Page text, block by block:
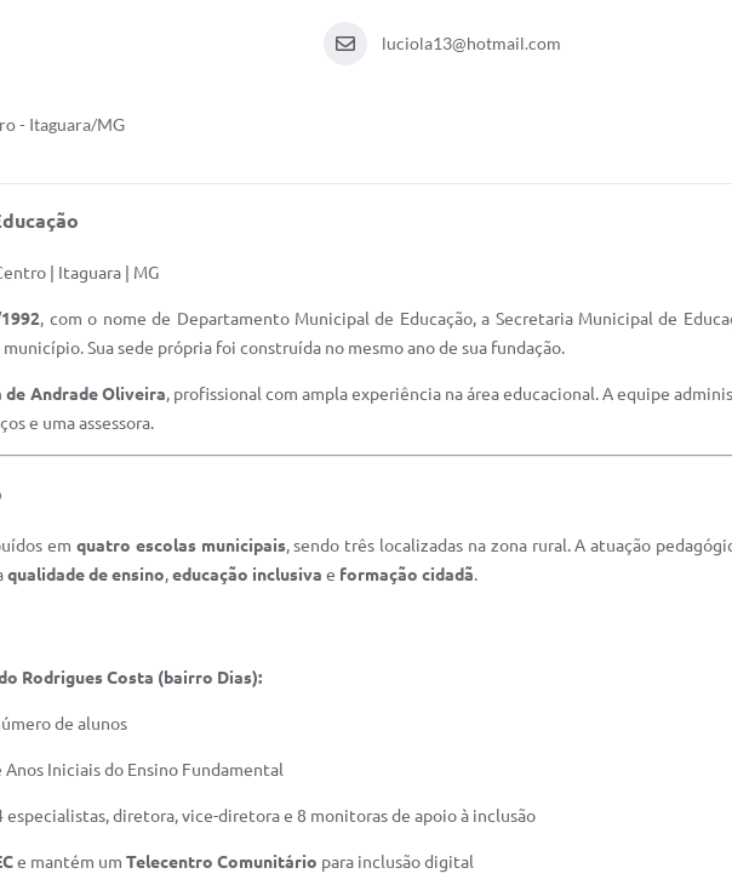
luciola13@hotmail.com
- Itaguara/MG
| Itaguara | MG
, com o nome de Departamento Municipal de Educação, a Secretaria Municipal de
Sua sede própria foi construída no mesmo ano de sua fundação.
de Andrade Oliveira, profissional com ampla experiência na área educacional. A equipe
e uma assessora.
em quatro escolas municipais, sendo três localizadas na zona rural. A atuação
qualidade de ensino,educação inclusiva e formação cidadã.
Rodrigues Costa (bairro Dias):
de alunos
Iniciais do Ensino Fundamental
especialistas, diretora, vice-diretora e 8 monitoras de apoio à inclusão
e mantém um Telecentro Comunitário para inclusão digital